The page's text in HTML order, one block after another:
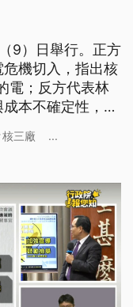
9）日舉行。正方
機切入，指出核
電；反方代表林
本不確定性，不
核三廠 ...